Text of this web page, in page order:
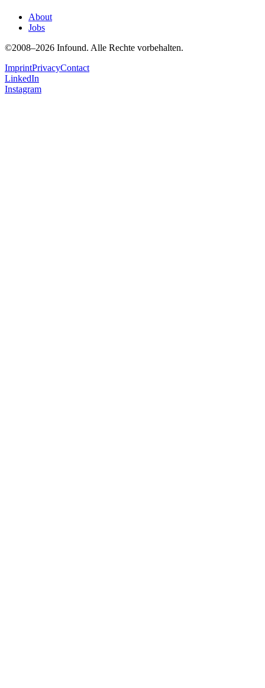
About
Jobs
©2008–2026 Infound. Alle Rechte vorbehalten.
ImprintPrivacyContact
LinkedIn
Instagram